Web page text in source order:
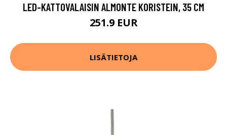
LED-KATTOVALAISIN ALMONTE KORISTEIN, 35 CM
251.9 EUR
LISÄTIETOJA